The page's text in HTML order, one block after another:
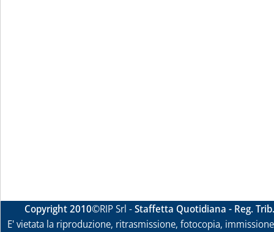
Copyright 2010©RIP Srl -Staffetta Quotidiana - Reg.
E' vietata la riproduzione, ritrasmissione, fotocopia,